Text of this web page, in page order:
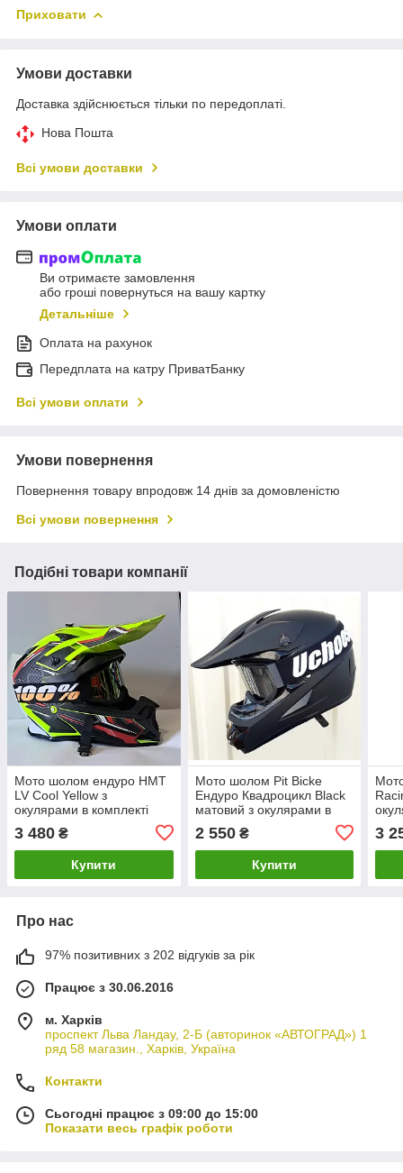
Приховати
Умови доставки
Доставка здійснюється тільки по передоплаті.
Нова Пошта
Всі умови доставки
Умови оплати
Ви отримаєте замовлення
або гроші повернуться на вашу картку
Детальніше
Оплата на рахунок
Передплата на катру ПриватБанку
Всі умови оплати
Умови повернення
Повернення товару впродовж 14 днів за домовленістю
Всі умови повернення
Подібні товари компанії
Мото шолом ендуро HMT
LV Cool Yellow з
окулярами в комплекті
3 480 ₴
Купити
Мото шолом Pit Bicke
Ендуро Квадроцикл Black
матовий з окулярами в
2 550₴
Купити
3
Про нас
97% позитивних з 202 відгуків за рік
Працює з 30.06.2016
м. Харків
проспект Льва Ландау, 2-Б (авторинок «АВТОГРАД») 1
ряд 58 магазин., Харків, Україна
Контакти
Сьогодні працює з 09:00 до 15:00
Показати весь графік роботи